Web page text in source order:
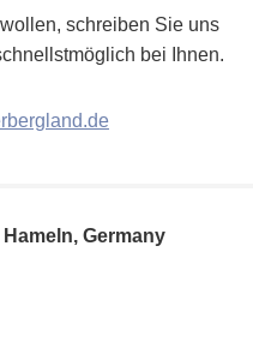
schreiben Sie uns
bei Ihnen.
Germany